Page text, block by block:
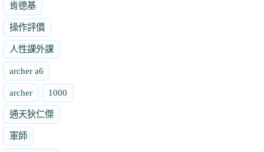
肯德基
操作評價
人性課外課
archer a6
archer 1000
通天狄仁傑
軍師